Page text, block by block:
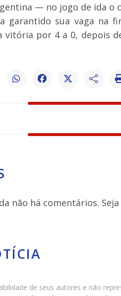
— no jogo de ida o
garantido sua vaga na
vitória por 4 a 0, depois
não há comentários.
de seus autores e não